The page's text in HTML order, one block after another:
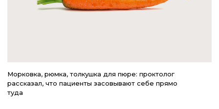
Морковка, рюмка, толкушка для пюре: проктолог
рассказал, что пациенты засовывают себе прямо
туда